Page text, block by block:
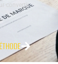
convertir